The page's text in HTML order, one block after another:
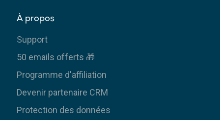
À propos
Support
50 emails offerts 🎁
Programme d'affiliation
Devenir partenaire CRM
Protection des données